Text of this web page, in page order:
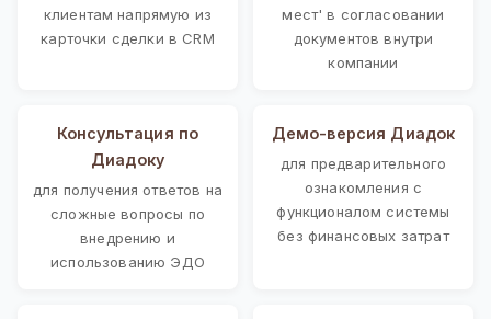
клиентам напрямую из
карточки сделки в CRM
мест' в согласовании
документов внутри
компании
Консультация по
Диадоку
для получения ответов на
сложные вопросы по
внедрению и
использованию ЭДО
Демо-версия Диадок
для предварительного
ознакомления с
функционалом системы
без финансовых затрат